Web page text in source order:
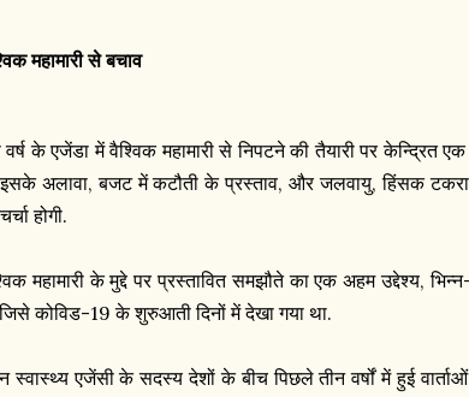
महामारी से बचाव
के एजेंडा में वैश्विक महामारी से निपटने की तैयारी पर केन्द्रित
अलावा, बजट में कटौती के प्रस्ताव, और जलवायु, हिंसक
होगी.
महामारी के मुद्दे पर प्रस्तावित समझौते का एक अहम उद्देश्य,
कोविड-19 के शुरुआती दिनों में देखा गया था.
स्वास्थ्य एजेंसी के सदस्य देशों के बीच पिछले तीन वर्षों में हुई